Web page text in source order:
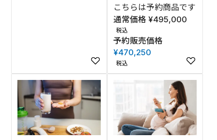
こちらは予約商品です
通常価格 ¥495,000
税込
予約販売価格
¥470,250
税込